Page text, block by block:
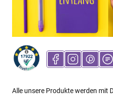
Alle unsere Produkte werden mit